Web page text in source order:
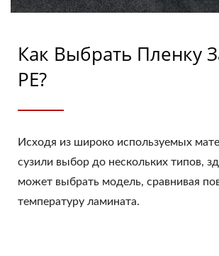
Как Выбрать Пленку
PE?
Исходя из широко используемых
сузили выбор до нескольких типов,
может выбрать модель, сравнивая
температуру ламината.